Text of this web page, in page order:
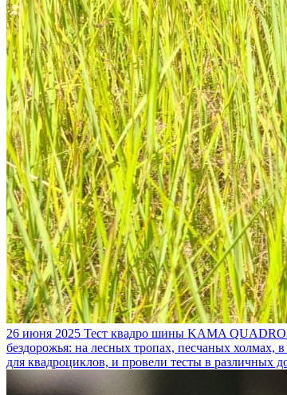
26 июня 2025 Тест квадро шины KAMA QUADRO
бездорожья: на лесных тропах, песчаных холмах,
для квадроциклов, и провели тесты в различных